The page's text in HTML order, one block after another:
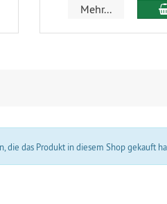
Mehr...
die das Produkt in diesem Shop gekauft